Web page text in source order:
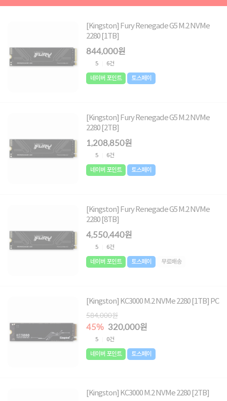
[Kingston] Fury Renegade G5 M.2 NVMe
2280 [1TB]
844,000원
5 6건
네이버 포인트 토스페이
[Kingston] Fury Renegade G5 M.2 NVMe
2280 [2TB]
1,208,850원
5 6건
네이버 포인트 토스페이
[Kingston] Fury Renegade G5 M.2 NVMe
2280 [8TB]
4,550,440원
5 6건
네이버 포인트 토스페이 무료배송
[Kingston] KC3000 M.2 NVMe 2280 [1TB] PC
584,000원
45% 320,000원
5 0건
네이버 포인트 토스페이
[Kingston] KC3000 M.2 NVMe 2280 [2TB]